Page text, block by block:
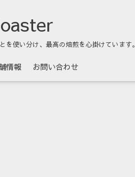
使い分け、最高の焙煎を心掛けています。
情報 お問い合わせ